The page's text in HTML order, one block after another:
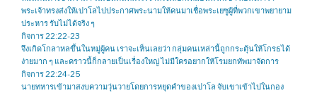
พระเจ้าทรงส่งให้เปาโลไปประกาศพระนามให้คนมาเชื่อพระเยซูผู้ที่พวกเขาพยายาม
ประหาร รับไม่ได้จริง ๆ
กิจการ 22:22-23
จึงเกิดโกลาหลขึ้นในหมู่ผู้คน เราจะเห็นเลยว่า กลุ่มคนเหล่านี้ถูกกระตุ้นให้โกรธได้
ง่ายมาก ๆ และคราวนี้ก็กลายเป็นเรื่องใหญ่ ไม่มีใครอยากให้โรมยกทัพมาจัดการ
กิจการ 22:24-25
นายทหารเข้ามาสงบความวุ่นวายโดยการหยุดคำของเปาโล จับเขาเข้าไปในกอง